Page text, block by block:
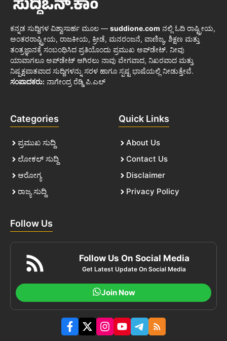
ಕನ್ನಡ ಸುದ್ದಿಗಳ ವಿಶ್ವಾಸಾರ್ಹ ಮೂಲ — suddione.com ನಲ್ಲಿ ಓದಿ ರಾಷ್ಟ್ರೀಯ,
ಅಂತರರಾಷ್ಟ್ರೀಯ, ರಾಜಕೀಯ, ಕ್ರೀಡೆ, ಮನರಂಜನೆ, ವಾಣಿಜ್ಯ, ಶಿಕ್ಷಣ ಮತ್ತು
ತಂತ್ರಜ್ಞಾನಕ್ಕೆ ಸಂಬಂಧಿಸಿದ ಪ್ರತಿಯೊಂದು ಪ್ರಮುಖ ಅಪ್‌ಡೇಟ್. ನೀವು
ಯಾವಾಗಲೂ ಅಪ್‌ಡೇಟ್ ಆಗಿರಲು ನಾವು ವೇಗವಾದ, ನಿಖರವಾದ ಮತ್ತು
ನಿಷ್ಪಕ್ಷಪಾತವಾದ ಸುದ್ದಿಗಳನ್ನು ಸರಳ ಹಾಗೂ ಸ್ಪಷ್ಟ ಭಾಷೆಯಲ್ಲಿ ನೀಡುತ್ತೇವೆ.
ಸಂಪಾದಕರು: ನಾಗೇಂದ್ರ ರೆಡ್ಡಿ ಪಿ.ಎಲ್
Categories
ಪ್ರಮುಖ ಸುದ್ದಿ
ಲೋಕಲ್ ಸುದ್ದಿ
ಆರೋಗ್ಯ
ರಾಜ್ಯ ಸುದ್ದಿ
Quick Links
About Us
Contact Us
Disclaimer
Privacy Policy
Follow Us
Follow Us On Social Media
Get Latest Update On Social Media
Join Now